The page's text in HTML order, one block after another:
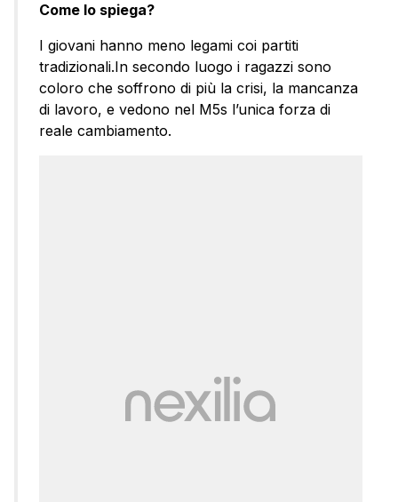
Come lo spiega?
I giovani hanno meno legami coi partiti
tradizionali.In secondo luogo i ragazzi sono
coloro che soffrono di più la crisi, la mancanza
di lavoro, e vedono nel M5s l’unica forza di
reale cambiamento.